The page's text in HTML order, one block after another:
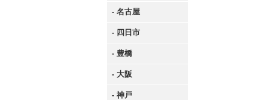
- 名古屋
- 四日市
- 豊橋
- 大阪
- 神戸